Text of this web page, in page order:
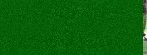
Dostosuj Zezwól na wszystkie